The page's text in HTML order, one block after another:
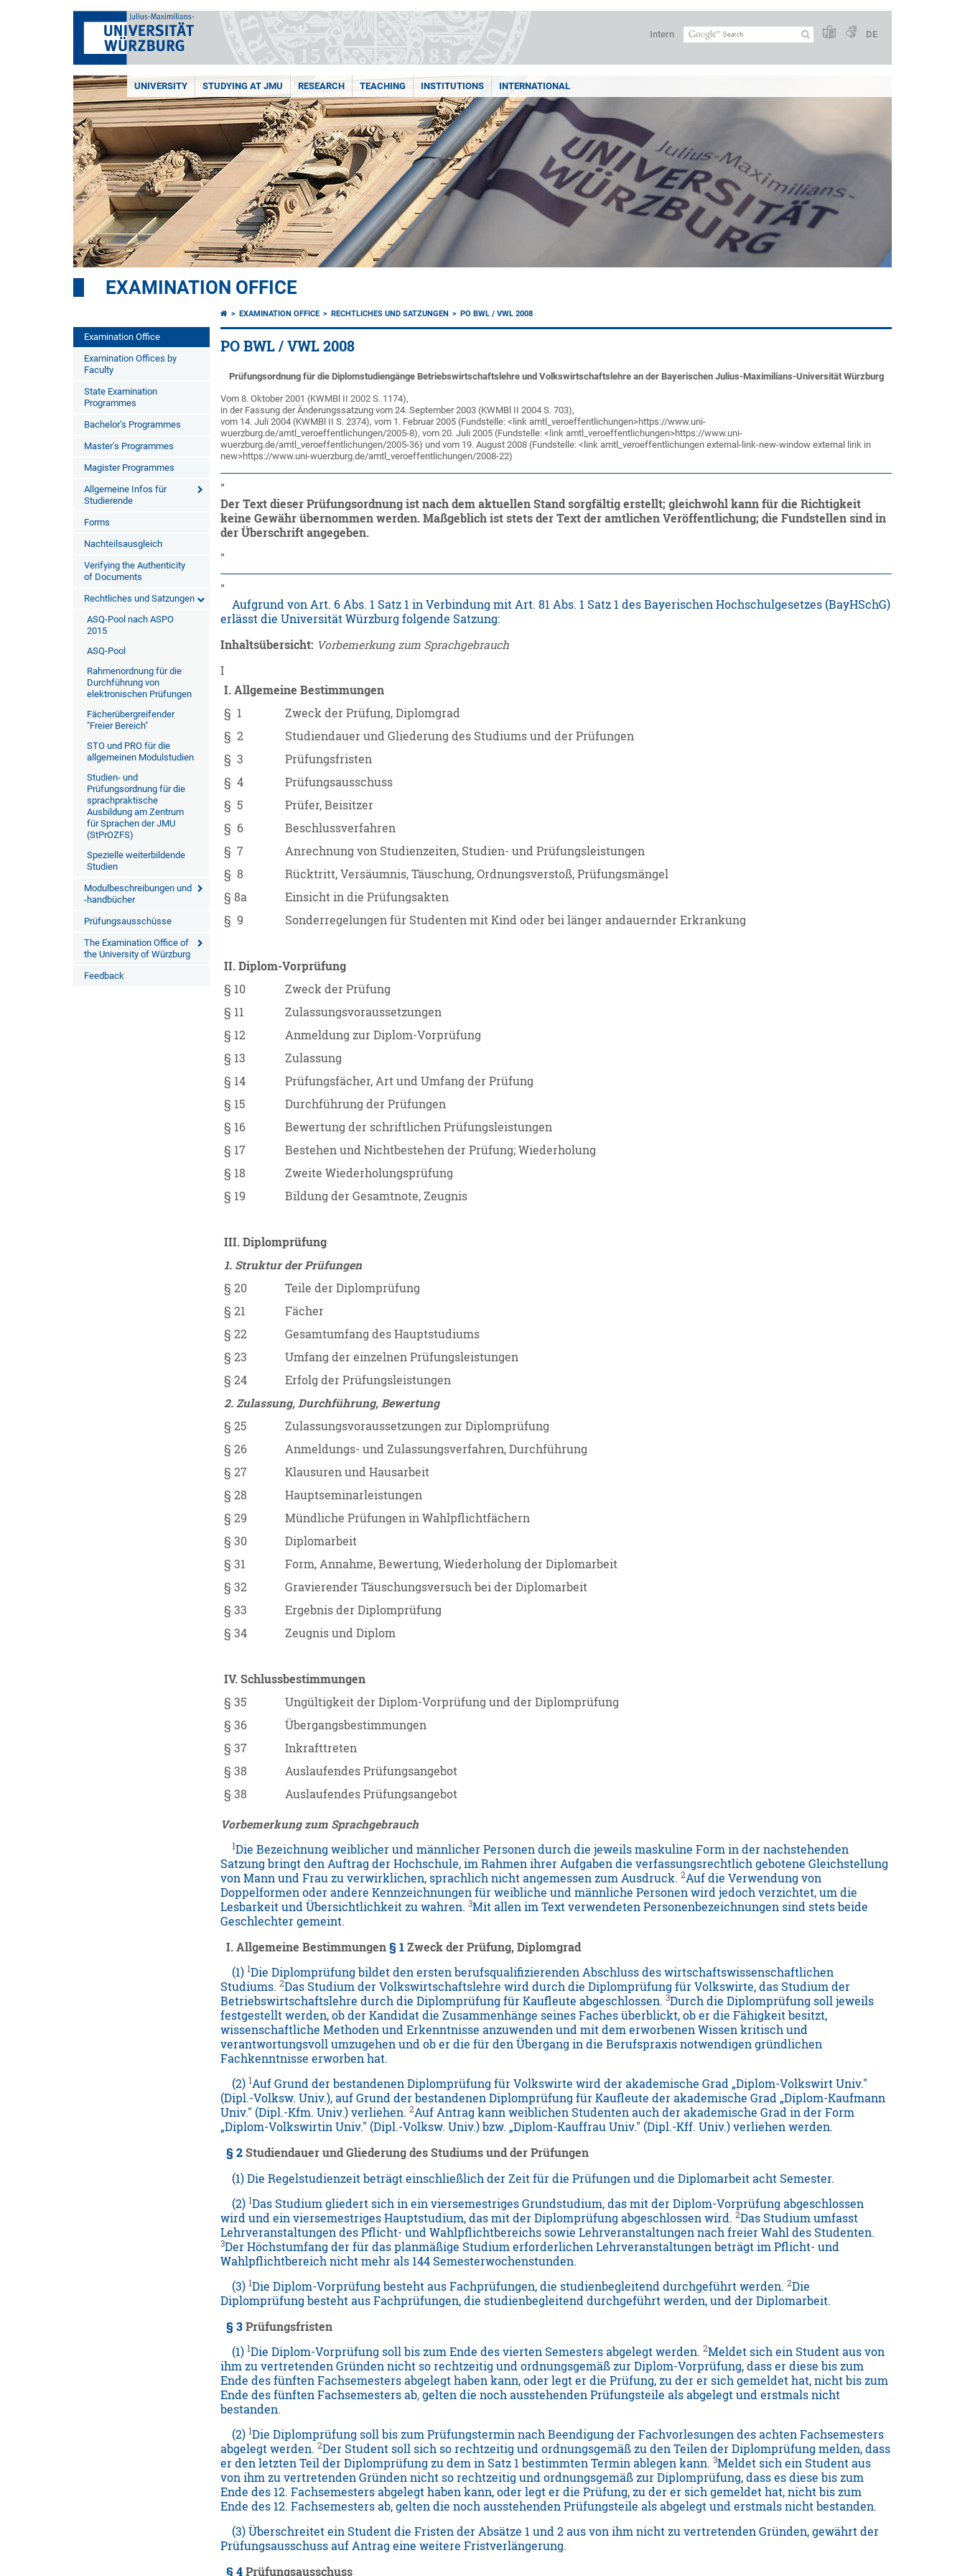
Intern DE
UNIVERSITY STUDYING AT JMU RESEARCH TEACHING INSTITUTIONS INTERNATIONAL
EXAMINATION OFFICE
Examination Office
Examination Offices by
Faculty
State Examination
Programmes
Bachelor’s Programmes
Master’s Programmes
Magister Programmes
Allgemeine Infos für
Studierende
Forms
Nachteilsausgleich
Verifying the Authenticity
of Documents
Rechtliches und Satzungen
ASQ-Pool nach ASPO
2015
ASQ-Pool
Rahmenordnung für die
Durchführung von
elektronischen Prüfungen
Fächerübergreifender
"Freier Bereich"
STO und PRO für die
allgemeinen Modulstudien
Studien- und
Prüfungsordnung für die
sprachpraktische
Ausbildung am Zentrum
für Sprachen der JMU
(StPrOZFS)
Spezielle weiterbildende
Studien
Modulbeschreibungen und
-handbücher
Prüfungsausschüsse
The Examination Office of
the University of Würzburg
Feedback
EXAMINATION OFFICE RECHTLICHES UND SATZUNGEN PO BWL / VWL 2008
PO BWL / VWL 2008
Prüfungsordnung für die Diplomstudiengänge Betriebswirtschaftslehre und Volkswirtschaftslehre an der Bayerischen Julius-Maximilians-Universität Würzburg
Vom 8. Oktober 2001 (KWMBl II 2002 S. 1174),
in der Fassung der Änderungssatzung vom 24. September 2003 (KWMBl II 2004 S. 703),
vom 14. Juli 2004 (KWMBl II S. 2374), vom 1. Februar 2005 (Fundstelle: <link amtl_veroeffentlichungen>https://www.uni-
wuerzburg.de/amtl_veroeffentlichungen/2005-8), vom 20. Juli 2005 (Fundstelle: <link amtl_veroeffentlichungen>https://www.uni-
wuerzburg.de/amtl_veroeffentlichungen/2005-36) und vom 19. August 2008 (Fundstelle: <link amtl_veroeffentlichungen external-link-new-window external link in
new>https://www.uni-wuerzburg.de/amtl_veroeffentlichungen/2008-22)
Der Text dieser Prüfungsordnung ist nach dem aktuellen Stand sorgfältig erstellt; gleichwohl kann für die Richtigkeit
keine Gewähr übernommen werden. Maßgeblich ist stets der Text der amtlichen Veröffentlichung; die Fundstellen sind in
der Überschrift angegeben.
Aufgrund von Art. 6 Abs. 1 Satz 1 in Verbindung mit Art. 81 Abs. 1 Satz 1 des Bayerischen Hochschulgesetzes (BayHSchG)
erlässt die Universität Würzburg folgende Satzung:
Inhaltsübersicht: Vorbemerkung zum Sprachgebrauch
I
I. Allgemeine Bestimmungen
§ 1
Zweck der Prüfung, Diplomgrad
§ 2
Studiendauer und Gliederung des Studiums und der Prüfungen
§ 3
Prüfungsfristen
§ 4
Prüfungsausschuss
§ 5
Prüfer, Beisitzer
§ 6
Beschlussverfahren
§ 7
Anrechnung von Studienzeiten, Studien- und Prüfungsleistungen
§ 8
Rücktritt, Versäumnis, Täuschung, Ordnungsverstoß, Prüfungsmängel
§ 8a
Einsicht in die Prüfungsakten
§ 9
Sonderregelungen für Studenten mit Kind oder bei länger andauernder Erkrankung
II. Diplom-Vorprüfung
§ 10
Zweck der Prüfung
§ 11
Zulassungsvoraussetzungen
§ 12
Anmeldung zur Diplom-Vorprüfung
§ 13
Zulassung
§ 14
Prüfungsfächer, Art und Umfang der Prüfung
§ 15
Durchführung der Prüfungen
§ 16
Bewertung der schriftlichen Prüfungsleistungen
§ 17
Bestehen und Nichtbestehen der Prüfung; Wiederholung
§ 18
Zweite Wiederholungsprüfung
§ 19
Bildung der Gesamtnote, Zeugnis
III. Diplomprüfung
1. Struktur der Prüfungen
§ 20
Teile der Diplomprüfung
§ 21
Fächer
§ 22
Gesamtumfang des Hauptstudiums
§ 23
Umfang der einzelnen Prüfungsleistungen
§ 24
Erfolg der Prüfungsleistungen
2. Zulassung, Durchführung, Bewertung
§ 25
Zulassungsvoraussetzungen zur Diplomprüfung
§ 26
Anmeldungs- und Zulassungsverfahren, Durchführung
§ 27
Klausuren und Hausarbeit
§ 28
Hauptseminarleistungen
§ 29
Mündliche Prüfungen in Wahlpflichtfächern
§ 30
Diplomarbeit
§ 31
Form, Annahme, Bewertung, Wiederholung der Diplomarbeit
§ 32
Gravierender Täuschungsversuch bei der Diplomarbeit
§ 33
Ergebnis der Diplomprüfung
§ 34
Zeugnis und Diplom
IV. Schlussbestimmungen
§ 35
Ungültigkeit der Diplom-Vorprüfung und der Diplomprüfung
§ 36
Übergangsbestimmungen
§ 37
Inkrafttreten
§ 38
Auslaufendes Prüfungsangebot
§ 38
Auslaufendes Prüfungsangebot
Vorbemerkung zum Sprachgebrauch
1Die Bezeichnung weiblicher und männlicher Personen durch die jeweils maskuline Form in der nachstehenden
Satzung bringt den Auftrag der Hochschule, im Rahmen ihrer Aufgaben die verfassungsrechtlich gebotene Gleichstellung
von Mann und Frau zu verwirklichen, sprachlich nicht angemessen zum Ausdruck.2Auf die Verwendung von
Doppelformen oder andere Kennzeichnungen für weibliche und männliche Personen wird jedoch verzichtet, um die
Lesbarkeit und Übersichtlichkeit zu wahren.3Mit allen im Text verwendeten Personenbezeichnungen sind stets beide
Geschlechter gemeint.
I. Allgemeine Bestimmungen § 1 Zweck der Prüfung, Diplomgrad
(1)1Die Diplomprüfung bildet den ersten berufsqualifizierenden Abschluss des wirtschaftswissenschaftlichen
Studiums.2Das Studium der Volkswirtschaftslehre wird durch die Diplomprüfung für Volkswirte, das Studium der
Betriebswirtschaftslehre durch die Diplomprüfung für Kaufleute abgeschlossen.3Durch die Diplomprüfung soll jeweils
festgestellt werden, ob der Kandidat die Zusammenhänge seines Faches überblickt, ob er die Fähigkeit besitzt,
wissenschaftliche Methoden und Erkenntnisse anzuwenden und mit dem erworbenen Wissen kritisch und
verantwortungsvoll umzugehen und ob er die für den Übergang in die Berufspraxis notwendigen gründlichen
Fachkenntnisse erworben hat.
(2)1Auf Grund der bestandenen Diplomprüfung für Volkswirte wird der akademische Grad „Diplom-Volkswirt Univ."
(Dipl.-Volksw. Univ.), auf Grund der bestandenen Diplomprüfung für Kaufleute der akademische Grad „Diplom-Kaufmann
Univ." (Dipl.-Kfm. Univ.) verliehen.2Auf Antrag kann weiblichen Studenten auch der akademische Grad in der Form
„Diplom-Volkswirtin Univ." (Dipl.-Volksw. Univ.) bzw. „Diplom-Kauffrau Univ." (Dipl.-Kff. Univ.) verliehen werden.
§ 2 Studiendauer und Gliederung des Studiums und der Prüfungen
(1) Die Regelstudienzeit beträgt einschließlich der Zeit für die Prüfungen und die Diplomarbeit acht Semester.
(2)1Das Studium gliedert sich in ein viersemestriges Grundstudium, das mit der Diplom-Vorprüfung abgeschlossen
wird und ein viersemestriges Hauptstudium, das mit der Diplomprüfung abgeschlossen wird.2Das Studium umfasst
Lehrveranstaltungen des Pflicht- und Wahlpflichtbereichs sowie Lehrveranstaltungen nach freier Wahl des Studenten.
3Der Höchstumfang der für das planmäßige Studium erforderlichen Lehrveranstaltungen beträgt im Pflicht- und
Wahlpflichtbereich nicht mehr als 144 Semesterwochenstunden.
(3)1Die Diplom-Vorprüfung besteht aus Fachprüfungen, die studienbegleitend durchgeführt werden.2Die
Diplomprüfung besteht aus Fachprüfungen, die studienbegleitend durchgeführt werden, und der Diplomarbeit.
§ 3 Prüfungsfristen
(1)1Die Diplom-Vorprüfung soll bis zum Ende des vierten Semesters abgelegt werden.2Meldet sich ein Student aus von
ihm zu vertretenden Gründen nicht so rechtzeitig und ordnungsgemäß zur Diplom-Vorprüfung, dass er diese bis zum
Ende des fünften Fachsemesters abgelegt haben kann, oder legt er die Prüfung, zu der er sich gemeldet hat, nicht bis zum
Ende des fünften Fachsemesters ab,gelten die noch ausstehenden Prüfungsteile als abgelegt und erstmals nicht
bestanden.
(2)1Die Diplomprüfung soll bis zum Prüfungstermin nach Beendigung der Fachvorlesungen des achten Fachsemesters
abgelegt werden.2Der Student soll sich so rechtzeitig und ordnungsgemäß zu den Teilen der Diplomprüfung melden, dass
er den letzten Teil der Diplomprüfung zu dem in Satz 1 bestimmten Termin ablegen kann.3Meldet sich ein Student aus
von ihm zu vertretenden Gründen nicht so rechtzeitig und ordnungsgemäß zur Diplomprüfung, dass es diese bis zum
Ende des 12. Fachsemesters abgelegt haben kann, oder legt er die Prüfung, zu der er sich gemeldet hat, nicht bis zum
Ende des 12. Fachsemesters ab, gelten die noch ausstehenden Prüfungsteile als abgelegt und erstmals nicht bestanden.
(3) Überschreitet ein Student die Fristen der Absätze 1 und 2 aus von ihm nicht zu vertretenden Gründen, gewährt der
Prüfungsausschuss auf Antrag eine weitere Fristverlängerung.
§ 4 Prüfungsausschuss